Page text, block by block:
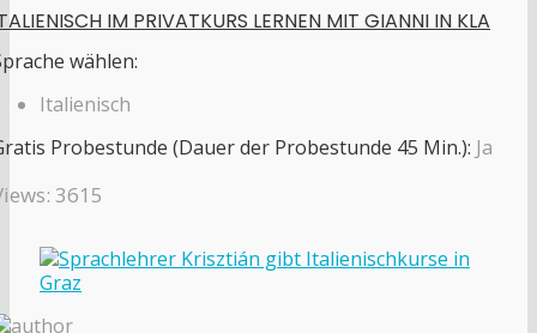
IM PRIVATKURS LERNEN MIT GIANNI IN KLA
wählen:
Italienisch
Probestunde (Dauer der Probestunde 45 Min.): Ja
3615